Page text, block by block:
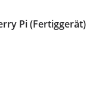
Pi (Fertiggerät)